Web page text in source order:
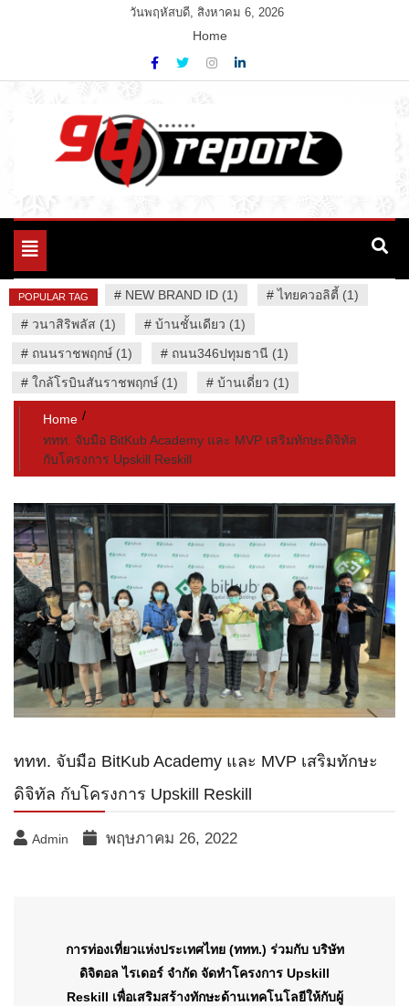
วันพฤหัสบดี, สิงหาคม 6, 2026
Home
94 Report.com
Variety News
Toggle
POPULAR TAG # NEW BRAND ID (1) #ไทยควอลิตี้ (1)
# วนาสิริพลัส (1) # บ้านชั้นเดียว (1)
# ถนนราชพฤกษ์ (1) # ถนน346ปทุมธานี (1)
# ใกล้โรบินสันราชพฤกษ์ (1) # บ้านเดี่ยว (1)
Home
ททท. จับมือ BitKub Academy และ MVP เสริมทักษะดิจิทัล
กับโครงการ Upskill Reskill
ททท. จับมือ BitKub Academy และ MVP เสริมทักษะ
ดิจิทัล กับโครงการ Upskill Reskill
Admin พฤษภาคม 26, 2022
การท่องเที่ยวแห่งประเทศไทย (ททท.) ร่วมกับ บริษัท
ดิจิตอล ไรเดอร์ จำกัด จัดทำโครงการ Upskill
Reskill เพื่อเสริมสร้างทักษะด้านเทคโนโลยีให้กับผู้